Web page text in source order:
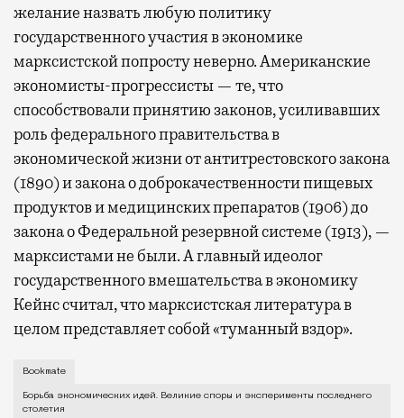
желание назвать любую политику
государственного участия в экономике
марксистской попросту неверно. Американские
экономисты-прогрессисты — те, что
способствовали принятию законов, усиливавших
роль федерального правительства в
экономической жизни от антитрестовского закона
(1890) и закона о доброкачественности пищевых
продуктов и медицинских препаратов (1906) до
закона о Федеральной резервной системе (1913), —
марксистами не были. А главный идеолог
государственного вмешательства в экономику
Кейнс считал, что марксистская литература в
целом представляет собой «туманный вздор».
«А правда, что всем немецким деятелям культуры
Bookmate
Борьба экономических идей. Великие споры и эксперименты последнего
столетия